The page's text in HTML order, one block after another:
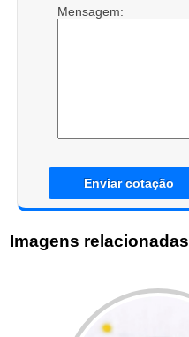
Mensagem:
Enviar cotação
Imagens relacionadas